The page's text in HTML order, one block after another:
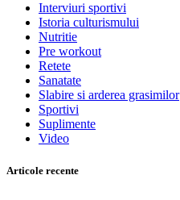
Interviuri sportivi
Istoria culturismului
Nutritie
Pre workout
Retete
Sanatate
Slabire si arderea grasimilor
Sportivi
Suplimente
Video
Articole recente